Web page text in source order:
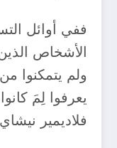
ففي أوائل
الأشخاص
ولم يتمكنوا
يعرفوا لِمَ
فلاديمير